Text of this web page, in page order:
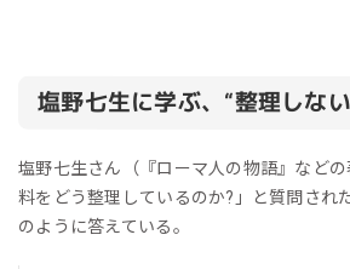
塩野七生に学ぶ、“整理しな
塩野七生さん（『ローマ人の物語』など
料をどう整理しているのか?」と質問され
のように答えている。